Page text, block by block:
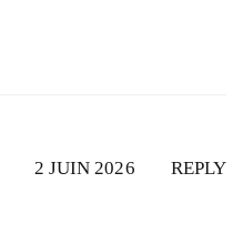
REPLY
2 JUIN 2026